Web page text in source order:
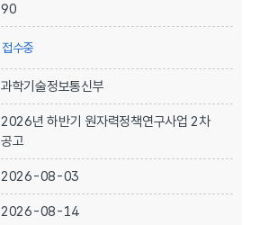
90
접수중
과학기술정보통신부
2026년 하반기 원자력정책연구사업 2차
공고
2026-08-03
2026-08-14